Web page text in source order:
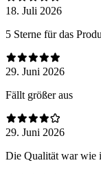
18. Juli 2026
5 Sterne für das
29. Juni 2026
Fällt größer aus
29. Juni 2026
Die Qualität war wie